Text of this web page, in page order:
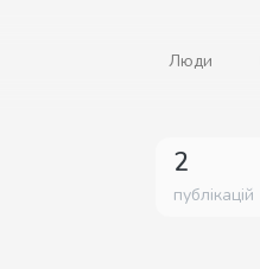
Люди
2
публікацій